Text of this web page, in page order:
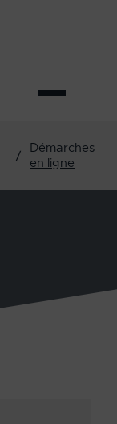
/
Démarches
en ligne